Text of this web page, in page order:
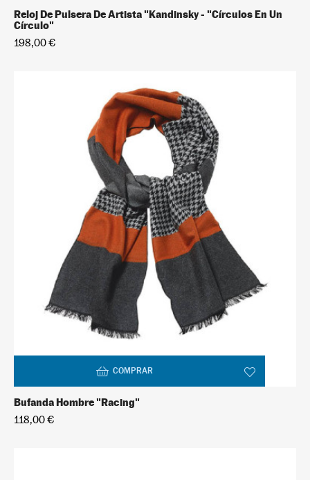
Reloj De Pulsera De Artista "Kandinsky - "Círculos En Un
Círculo"
198,00 €
COMPRAR
Bufanda Hombre "Racing"
118,00 €